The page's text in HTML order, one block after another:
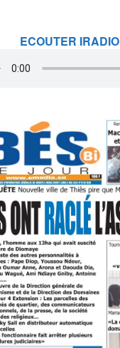
ECOUTER IRADIO